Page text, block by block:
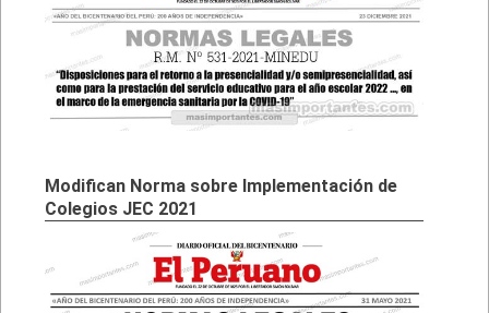
Modifican Norma sobre Implementación de
Colegios JEC 2021